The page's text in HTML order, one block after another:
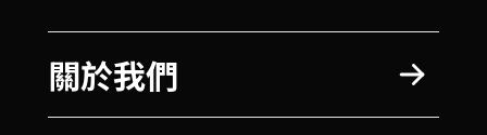
關於我們